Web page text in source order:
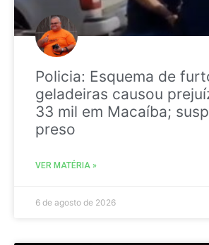
Policia: Esquema de
geladeiras causou
33 mil em Macaíba;
preso
VER MATÉRIA »
6 de agosto de 2026